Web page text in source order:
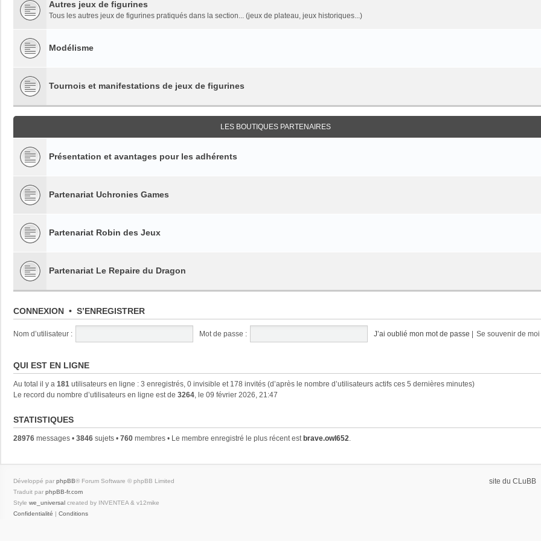
Autres jeux de figurines
Tous les autres jeux de figurines pratiqués dans la section... (jeux de plateau, jeux historiques...)
Modélisme
Tournois et manifestations de jeux de figurines
LES BOUTIQUES PARTENAIRES
Présentation et avantages pour les adhérents
Partenariat Uchronies Games
Partenariat Robin des Jeux
Partenariat Le Repaire du Dragon
CONNEXION • S’ENREGISTRER
Nom d’utilisateur : Mot de passe : J’ai oublié mon mot de passe | Se souvenir de moi
QUI EST EN LIGNE
Au total il y a 181 utilisateurs en ligne : 3 enregistrés, 0 invisible et 178 invités (d’après le nombre d’utilisateurs actifs ces 5 dernières minutes)
Le record du nombre d’utilisateurs en ligne est de 3264, le 09 février 2026, 21:47
STATISTIQUES
28976 messages • 3846 sujets • 760 membres • Le membre enregistré le plus récent estbrave.owl652.
site du CLuBB
Développé par phpBB® Forum Software © phpBB Limited
Traduit par phpBB-fr.com
Style we_universal created by INVENTEA & v12mike
Confidentialité | Conditions